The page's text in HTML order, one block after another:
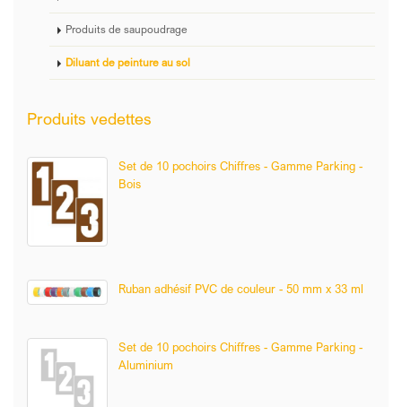
Produits de saupoudrage
Diluant de peinture au sol
Produits vedettes
Set de 10 pochoirs Chiffres - Gamme Parking -
Bois
Ruban adhésif PVC de couleur - 50 mm x 33 ml
Set de 10 pochoirs Chiffres - Gamme Parking -
Aluminium